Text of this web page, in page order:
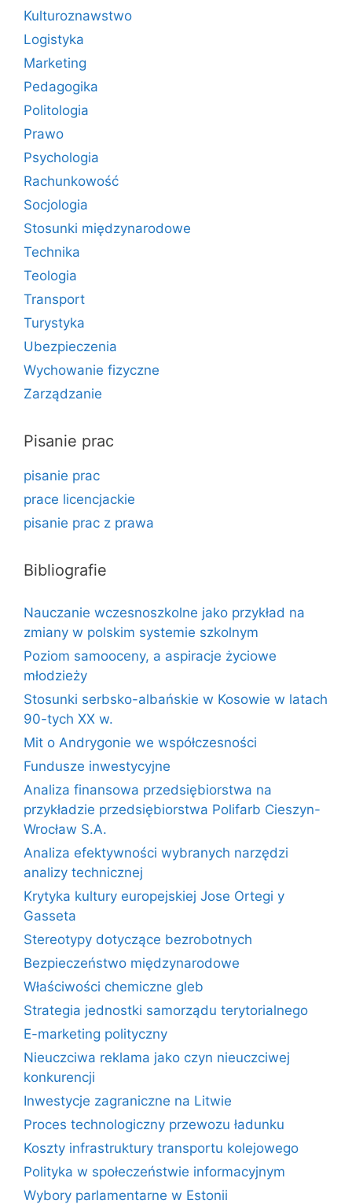
Kulturoznawstwo
Logistyka
Marketing
Pedagogika
Politologia
Prawo
Psychologia
Rachunkowość
Socjologia
Stosunki międzynarodowe
Technika
Teologia
Transport
Turystyka
Ubezpieczenia
Wychowanie fizyczne
Zarządzanie
Pisanie prac
pisanie prac
prace licencjackie
pisanie prac z prawa
Bibliografie
Nauczanie wczesnoszkolne jako przykład na
zmiany w polskim systemie szkolnym
Poziom samooceny, a aspiracje życiowe
młodzieży
Stosunki serbsko-albańskie w Kosowie w latach
90-tych XX w.
Mit o Andrygonie we współczesności
Fundusze inwestycyjne
Analiza finansowa przedsiębiorstwa na
przykładzie przedsiębiorstwa Polifarb Cieszyn-
Wrocław S.A.
Analiza efektywności wybranych narzędzi
analizy technicznej
Krytyka kultury europejskiej Jose Ortegi y
Gasseta
Stereotypy dotyczące bezrobotnych
Bezpieczeństwo międzynarodowe
Właściwości chemiczne gleb
Strategia jednostki samorządu terytorialnego
E-marketing polityczny
Nieuczciwa reklama jako czyn nieuczciwej
konkurencji
Inwestycje zagraniczne na Litwie
Proces technologiczny przewozu ładunku
Koszty infrastruktury transportu kolejowego
Polityka w społeczeństwie informacyjnym
Wybory parlamentarne w Estonii